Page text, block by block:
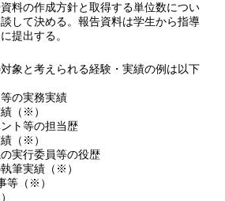
料の作成方針と取得する単位数につい
して決める。報告資料は学生から指導
提出する。
象と考えられる経験・実績の例は以下
の実務実績
（※）
ト等の担当歴
（※）
実行委員等の役歴
筆実績（※）
等（※）